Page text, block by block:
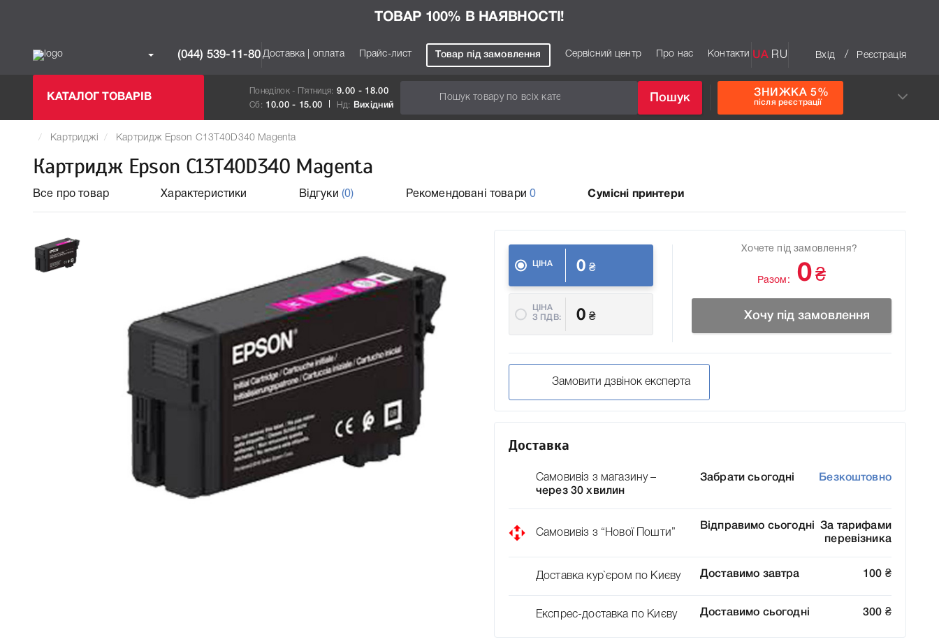
ТОВАР 100% В НАЯВНОСТІ!
(044) 539-11-80 Доставка | оплата Прайс-лист Товар під замовлення Сервісний центр Про нас Контакти UA RU Вхід / Реєстрація
КАТАЛОГ ТОВАРІВ
Понеділок - П`ятниця: 9.00 - 18.00
Сб: 10.00 - 15.00 Нд: Вихідний
Пошук ЗНИЖКА 5%
після реєстрації
Картриджі Картридж Epson C13T40D340 Magenta
Картридж Epson C13T40D340 Magenta
Все про товар Характеристики Відгуки (0) Рекомендовані товари 0 Сумісні принтери
ЦІНА 0 ₴
ЦІНА
З ПДВ:
0 ₴
Хочете під замовлення?
Разом: 0 ₴
Хочу під замовлення
Замовити дзвінок експерта
Доставка
Самовивіз з магазину –
через 30 хвилин
Забрати сьогодні Безкоштовно
Самовивіз з “Нової Пошти”
Відправимо сьогодні
За тарифами
перевізника
Доставка кур`єром по Києву Доставимо завтра 100 ₴
Експрес-доставка по Києву Доставимо сьогодні 300 ₴